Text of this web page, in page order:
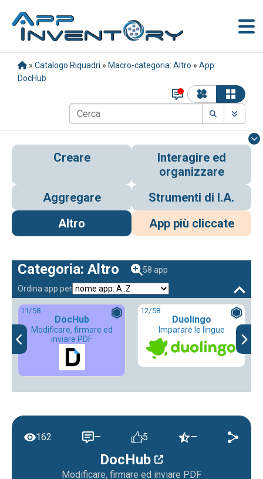
» Catalogo Riquadri » Macro-categoria: Altro » App:
DocHub
Creare
Interagire ed
organizzare
Aggregare
Strumenti di I.A.
Altro
App più cliccate
Categoria: Altro
58 app
Ordina app per
11/58
DocHub
Modificare, firmare ed
inviare PDF
12/58
Duolingo
Imparare le lingue
DocHub
Modificare, firmare ed inviare PDF
162 — 5 —